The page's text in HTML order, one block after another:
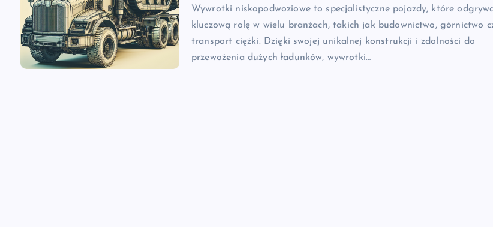
u
Wywrotki niskopodwoziowe to specjalistyczne pojazdy, które
kluczową rolę w wielu branżach, takich jak budownictwo, górnictwo
transport ciężki. Dzięki swojej unikalnej konstrukcji i zdolności do
przewożenia dużych ładunków, wywrotki…